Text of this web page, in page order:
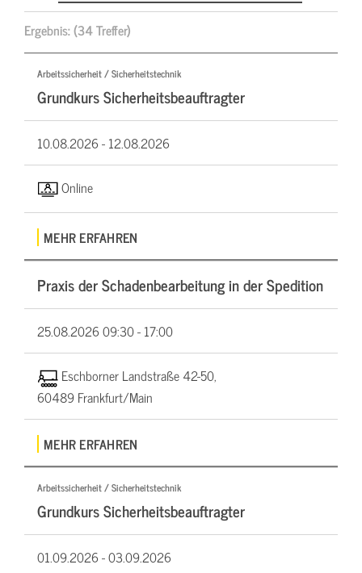
Ergebnis:(34 Treffer)
Arbeitssicherheit / Sicherheitstechnik
Grundkurs Sicherheitsbeauftragter
10.08.2026 -12.08.2026
Online
MEHR ERFAHREN
Praxis der Schadenbearbeitung in der Spedition
25.08.202609:30 - 17:00
Eschborner Landstraße 42-50,
60489 Frankfurt/Main
MEHR ERFAHREN
Arbeitssicherheit / Sicherheitstechnik
Grundkurs Sicherheitsbeauftragter
01.09.2026 -03.09.2026